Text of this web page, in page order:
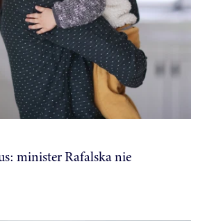
minister Rafalska nie